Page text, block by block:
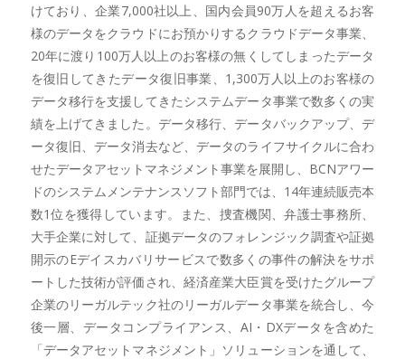
けており、企業7,000社以上、国内会員90万人を超えるお客
様のデータをクラウドにお預かりするクラウドデータ事業、
20年に渡り100万人以上のお客様の無くしてしまったデータ
を復旧してきたデータ復旧事業、1,300万人以上のお客様の
データ移行を支援してきたシステムデータ事業で数多くの実
績を上げてきました。データ移行、データバックアップ、デ
ータ復旧、データ消去など、データのライフサイクルに合わ
せたデータアセットマネジメント事業を展開し、BCNアワー
ドのシステムメンテナンスソフト部門では、14年連続販売本
数1位を獲得しています。また、捜査機関、弁護士事務所、
大手企業に対して、証拠データのフォレンジック調査や証拠
開示のEデイスカバリサービスで数多くの事件の解決をサポ
ートした技術が評価され、経済産業大臣賞を受けたグループ
企業のリーガルテック社のリーガルデータ事業を統合し、今
後一層、データコンプライアンス、AI・DXデータを含めた
「データアセットマネジメント」ソリューションを通して、